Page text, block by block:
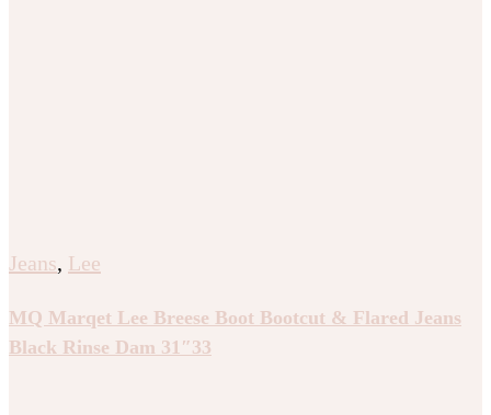
Jeans, Lee
MQ Marqet Lee Breese Boot Bootcut & Flared Jeans
Black Rinse Dam 31″33